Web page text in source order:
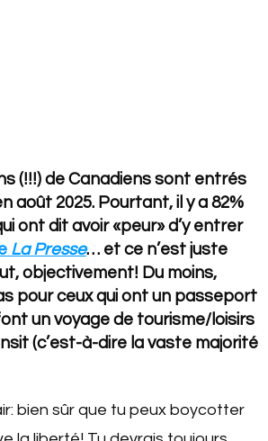
(!!!) de Canadiens sont entrés
août 2025. Pourtant, il y a 82%
ont dit avoir «peur» d’y entrer
La Presse… et ce n’est juste
objectivement! Du moins,
pour ceux qui ont un passeport
un voyage de tourisme/loisirs
(c’est-à-dire la vaste majorité
bien sûr que tu peux boycotter